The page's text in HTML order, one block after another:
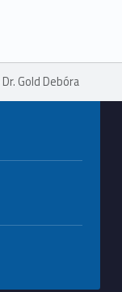
Dr. Gold Debóra